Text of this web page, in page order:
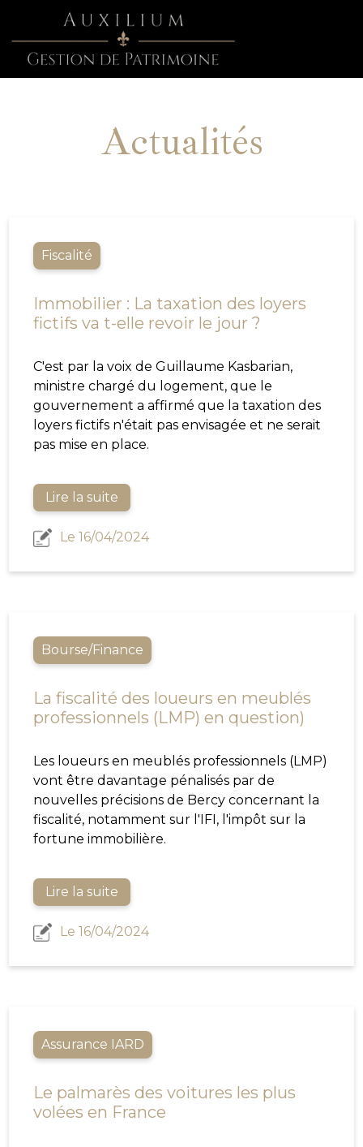
Actualités
Fiscalité
Immobilier : La taxation des loyers
fictifs va t-elle revoir le jour ?
C'est par la voix de Guillaume Kasbarian,
ministre chargé du logement, que le
gouvernement a affirmé que la taxation des
loyers fictifs n'était pas envisagée et ne serait
pas mise en place.
Lire la suite
Le 16/04/2024
Bourse/Finance
La fiscalité des loueurs en meublés
professionnels (LMP) en question)
Les loueurs en meublés professionnels (LMP)
vont être davantage pénalisés par de
nouvelles précisions de Bercy concernant la
fiscalité, notamment sur l'IFI, l'impôt sur la
fortune immobilière.
Lire la suite
Le 16/04/2024
Assurance IARD
Le palmarès des voitures les plus
volées en France